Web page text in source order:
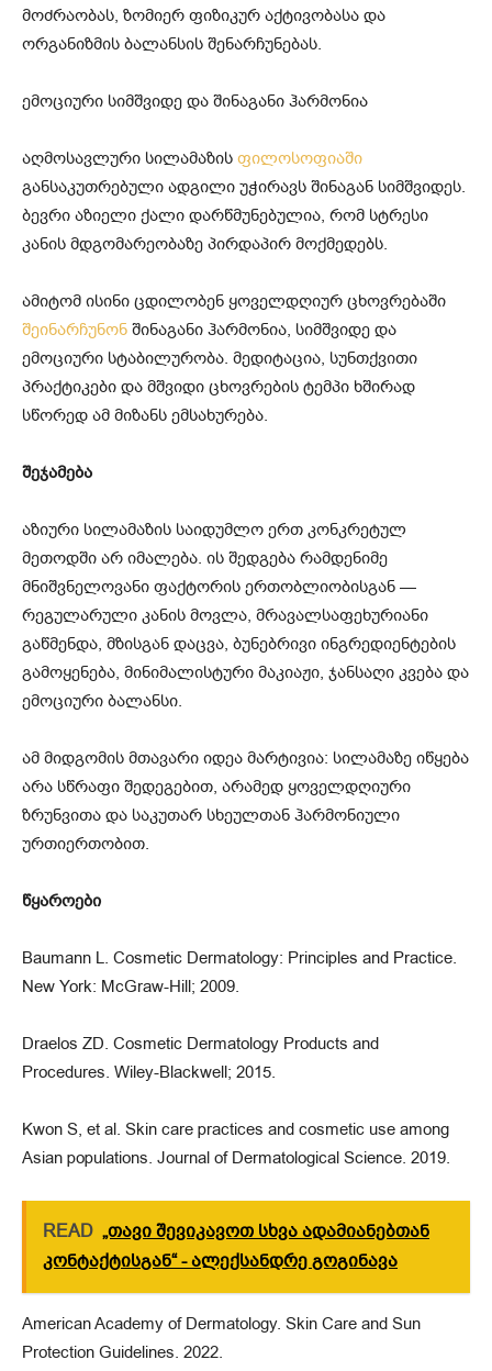
მოძრაობას, ზომიერ ფიზიკურ აქტივობასა და
ორგანიზმის ბალანსის შენარჩუნებას.
ემოციური სიმშვიდე და შინაგანი ჰარმონია
აღმოსავლური სილამაზის ფილოსოფიაში
განსაკუთრებული ადგილი უჭირავს შინაგან სიმშვიდეს.
ბევრი აზიელი ქალი დარწმუნებულია, რომ სტრესი
კანის მდგომარეობაზე პირდაპირ მოქმედებს.
ამიტომ ისინი ცდილობენ ყოველდღიურ ცხოვრებაში
შეინარჩუნონ შინაგანი ჰარმონია, სიმშვიდე და
ემოციური სტაბილურობა. მედიტაცია, სუნთქვითი
პრაქტიკები და მშვიდი ცხოვრების ტემპი ხშირად
სწორედ ამ მიზანს ემსახურება.
შეჯამება
აზიური სილამაზის საიდუმლო ერთ კონკრეტულ
მეთოდში არ იმალება. ის შედგება რამდენიმე
მნიშვნელოვანი ფაქტორის ერთობლიობისგან —
რეგულარული კანის მოვლა, მრავალსაფეხურიანი
გაწმენდა, მზისგან დაცვა, ბუნებრივი ინგრედიენტების
გამოყენება, მინიმალისტური მაკიაჟი, ჯანსაღი კვება და
ემოციური ბალანსი.
ამ მიდგომის მთავარი იდეა მარტივია: სილამაზე იწყება
არა სწრაფი შედეგებით, არამედ ყოველდღიური
ზრუნვითა და საკუთარ სხეულთან ჰარმონიული
ურთიერთობით.
წყაროები
Baumann L. Cosmetic Dermatology: Principles and Practice.
New York: McGraw-Hill; 2009.
Draelos ZD. Cosmetic Dermatology Products and
Procedures. Wiley-Blackwell; 2015.
Kwon S, et al. Skin care practices and cosmetic use among
Asian populations. Journal of Dermatological Science. 2019.
READ „თავი შევიკავოთ სხვა ადამიანებთან
კონტაქტისგან“ - ალექსანდრე გოგინავა
American Academy of Dermatology. Skin Care and Sun
Protection Guidelines. 2022.